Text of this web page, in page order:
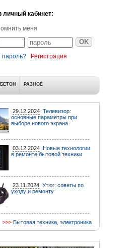
личный кабинет:
меня
Регистрация
БЕТОН РАЗНОЕ
29.12.2024 Телевизор:
основные параметры при
выборе нового экрана
03.12.2024 Новые технологии
в ремонте бытовой техники
23.11.2024 Утюг: советы по
уходу и ремонту
Бытовая техника, электроника